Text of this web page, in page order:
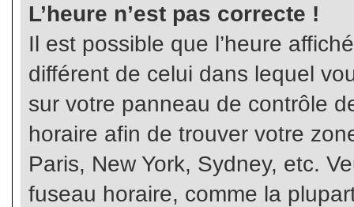
L’heure n’est pas correcte !
Il est possible que l’heure
différent de celui dans lequel
sur votre panneau de contrôle
horaire afin de trouver votre
Paris, New York, Sydney, etc.
fuseau horaire, comme la